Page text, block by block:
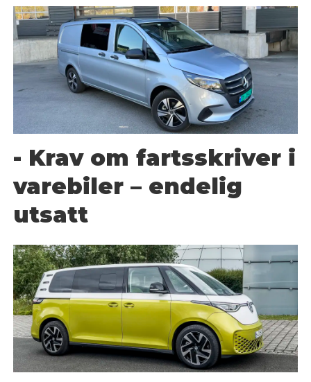
- Krav om fartsskriver i
varebiler – endelig
utsatt